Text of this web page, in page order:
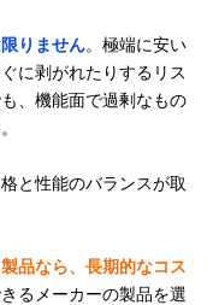
りません。極端に安い
に剥がれたりするリス
、機能面で過剰なもの
と性能のバランスが取
品なら、長期的なコス
るメーカーの製品を選